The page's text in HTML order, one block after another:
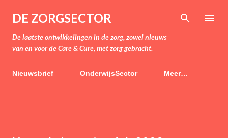
Doorgaan naar hoofdcontent
DE ZORGSECTOR
De laatste ontwikkelingen in de zorg, zowel nieuws
van en voor de Care & Cure, met zorg gebracht.
Nieuwsbrief OnderwijsSector Meer…